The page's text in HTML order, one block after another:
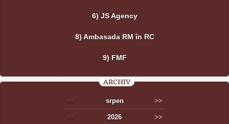
6) JS Agency
8) Ambasada RM în RC
9) FMF
ARCHIV
<< srpen >>
<< 2026 >>